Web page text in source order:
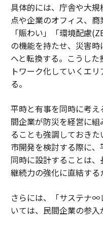
具体的には、庁舎や大
点や企業のオフィス、
「賑わい」「環境配慮
の機能を持たせ、災害
へと転換する。こうし
トワーク化していくエ
る。
平時と有事を同時に考
間企業が防災を経営に
ることも強調しておき
市開発を検討する際に
同時に設計することは
継続力の強化に直結する
さらには、「サステナ∞
いては、民間企業の参入